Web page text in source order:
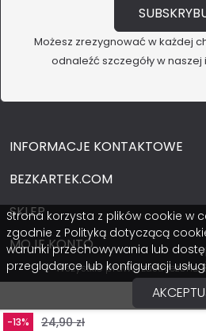
-13% 24,90 zł
Możesz zrezygnować w każdej
odnaleźć szczegóły w
INFORMACJE KONTAKTOWE
BEZKARTEK.COM
SKLEP
MOJE KONTO
Wszystkie prawa zastrzeżone
Strona korzysta z plików cookie w
zgodnie z Polityką dotyczącą
warunki przechowywania lub
przeglądarce lub konfiguracji